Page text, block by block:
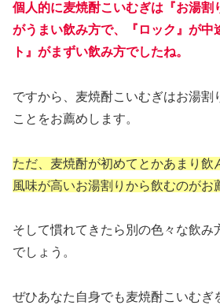
個人的に麦焼酎こいむぎは『お湯割
がうまい飲み方で、『ロック』が中
ト』がまずい飲み方でしたね。
ですから、麦焼酎こいむぎはお湯割
ことをお薦めします。
ただ、麦焼酎が初めてとかあまり飲
風味が高いお湯割りから飲むのがお
そして慣れてきたら別の色々な飲み
でしょう。
ぜひあなた自身でも麦焼酎こいむぎ